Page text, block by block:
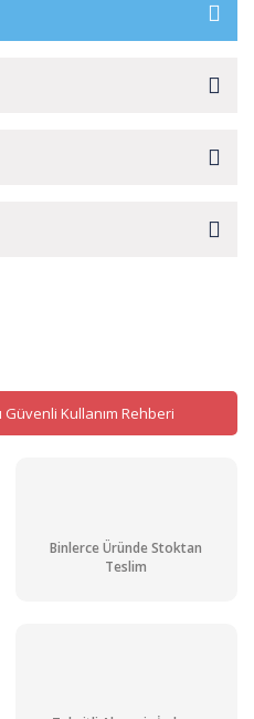
Kullanım Rehberi
Binlerce Üründe Stoktan
Teslim